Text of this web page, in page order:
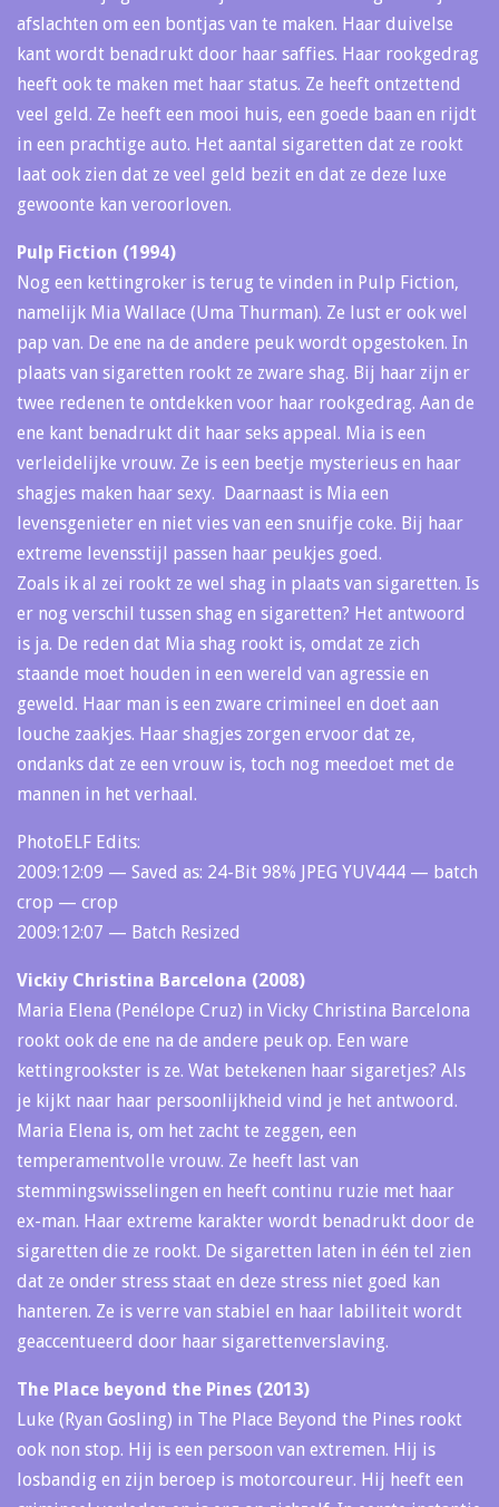
afslachten om een bontjas van te maken. Haar duivelse
kant wordt benadrukt door haar saffies. Haar rookgedrag
heeft ook te maken met haar status. Ze heeft ontzettend
veel geld. Ze heeft een mooi huis, een goede baan en rijdt
in een prachtige auto. Het aantal sigaretten dat ze rookt
laat ook zien dat ze veel geld bezit en dat ze deze luxe
gewoonte kan veroorloven.
Pulp Fiction (1994)
Nog een kettingroker is terug te vinden in Pulp Fiction,
namelijk Mia Wallace (Uma Thurman). Ze lust er ook wel
pap van. De ene na de andere peuk wordt opgestoken. In
plaats van sigaretten rookt ze zware shag. Bij haar zijn er
twee redenen te ontdekken voor haar rookgedrag. Aan de
ene kant benadrukt dit haar seks appeal. Mia is een
verleidelijke vrouw. Ze is een beetje mysterieus en haar
shagjes maken haar sexy. Daarnaast is Mia een
levensgenieter en niet vies van een snuifje coke. Bij haar
extreme levensstijl passen haar peukjes goed.
Zoals ik al zei rookt ze wel shag in plaats van sigaretten. Is
er nog verschil tussen shag en sigaretten? Het antwoord
is ja. De reden dat Mia shag rookt is, omdat ze zich
staande moet houden in een wereld van agressie en
geweld. Haar man is een zware crimineel en doet aan
louche zaakjes. Haar shagjes zorgen ervoor dat ze,
ondanks dat ze een vrouw is, toch nog meedoet met de
mannen in het verhaal.
PhotoELF Edits:
2009:12:09 — Saved as: 24-Bit 98% JPEG YUV444 — batch
crop — crop
2009:12:07 — Batch Resized
Vickiy Christina Barcelona (2008)
Maria Elena (Penélope Cruz) in Vicky Christina Barcelona
rookt ook de ene na de andere peuk op. Een ware
kettingrookster is ze. Wat betekenen haar sigaretjes? Als
je kijkt naar haar persoonlijkheid vind je het antwoord.
Maria Elena is, om het zacht te zeggen, een
temperamentvolle vrouw. Ze heeft last van
stemmingswisselingen en heeft continu ruzie met haar
ex-man. Haar extreme karakter wordt benadrukt door de
sigaretten die ze rookt. De sigaretten laten in één tel zien
dat ze onder stress staat en deze stress niet goed kan
hanteren. Ze is verre van stabiel en haar labiliteit wordt
geaccentueerd door haar sigarettenverslaving.
The Place beyond the Pines (2013)
Luke (Ryan Gosling) in The Place Beyond the Pines rookt
ook non stop. Hij is een persoon van extremen. Hij is
losbandig en zijn beroep is motorcoureur. Hij heeft een